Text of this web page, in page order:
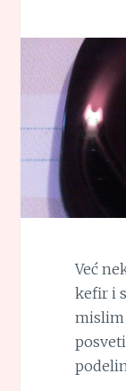
Već
kefir i
mislim